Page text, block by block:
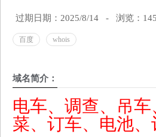
过期日期：2025/8/14 - 浏览：
百度 whois
域名简介：
电车、调查、吊
菜、订车、电池